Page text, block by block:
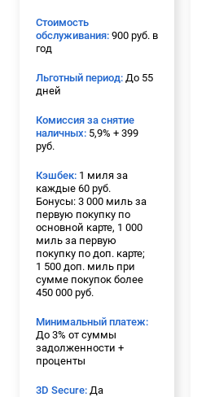
Стоимость
обслуживания: 900 руб. в
год
Льготный период: До 55
дней
Комиссия за снятие
наличных: 5,9% + 399
руб.
Кэшбек: 1 миля за
каждые 60 руб.
Бонусы: 3 000 миль за
первую покупку по
основной карте, 1 000
миль за первую
покупку по доп. карте;
1 500 доп. миль при
сумме покупок более
450 000 руб.
Минимальный платеж:
До 3% от суммы
задолженности +
проценты
3D Secure: Да